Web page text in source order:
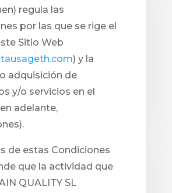
regula las
por las que se rige el
Sitio Web
) y la
adquisición de
y/o servicios en el
adelante,
de estas Condiciones
que la actividad que
QUALITY SL